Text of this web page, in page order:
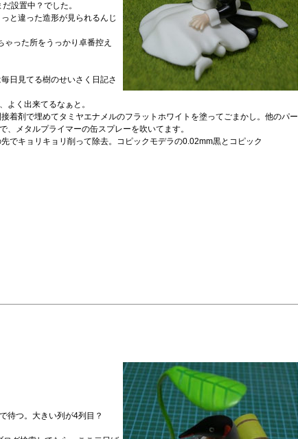
設置中？でした。
と違った造形が見られるんじ
った所をうっかり卓番控え
日見てる樹のせいさく日記さ
よく出来てるなぁと。
着剤で埋めてタミヤエナメルのフラットホワイトを塗ってごまかし。他のパー
メタルプライマーの缶スプレーを吹いてます。
でキョリキョリ削って除去。コピックモデラの0.02mm黒とコピック
待つ。大きい列が4列目？